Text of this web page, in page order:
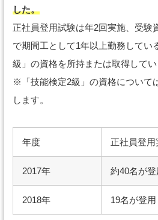
した。
正社員登用試験は年2回実施、受験
で期間工として1年以上勤務してい
級」の資格を所持または取得してい
※「技能検定2級」の資格について
します。
年度 正社員登用
2017年 約40名が登
2018年 19名が登用